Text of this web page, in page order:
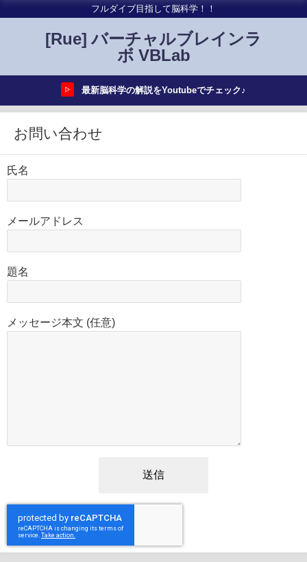
フルダイブ目指して脳科学！！
[Rue] バーチャルブレインラ
ボ VBLab
▷ 最新脳科学の解説をYoutubeでチェック♪
お問い合わせ
氏名
メールアドレス
題名
メッセージ本文 (任意)